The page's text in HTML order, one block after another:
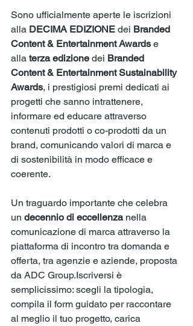
Sono ufficialmente aperte le iscrizioni
alla DECIMA EDIZIONE dei Branded
Content & Entertainment Awards e
alla terza edizione dei Branded
Content & Entertainment Sustainability
Awards, i prestigiosi premi dedicati ai
progetti che sanno intrattenere,
informare ed educare attraverso
contenuti prodotti o co-prodotti da un
brand, comunicando valori di marca e
di sostenibilità in modo efficace e
coerente.
Un traguardo importante che celebra
un decennio di eccellenza nella
comunicazione di marca attraverso la
piattaforma di incontro tra domanda e
offerta, tra agenzie e aziende, proposta
da ADC Group.Iscriversi è
semplicissimo: scegli la tipologia,
compila il form guidato per raccontare
al meglio il tuo progetto, carica